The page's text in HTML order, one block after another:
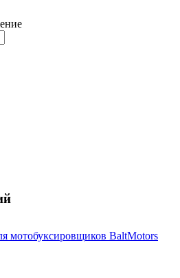
мотобуксировщиков BaltMotors